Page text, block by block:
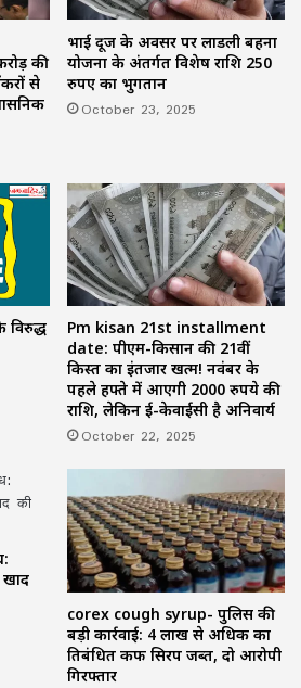
की
से
भाई दूज के अवसर पर लाडली बहना
योजना के अंतर्गत विशेष राशि 250
रुपए का भुगतान
October 23, 2025
विरुद्ध
Pm kisan 21st installment
date: पीएम-किसान की 21वीं
किस्त का इंतजार खत्म! नवंबर के
पहले हफ्ते में आएगी 2000 रुपये की
राशि, लेकिन ई-केवाईसी है अनिवार्य
October 22, 2025
खाद
corex cough syrup- पुलिस की
बड़ी कार्रवाई: 4 लाख से अधिक का
प्रतिबंधित कफ सिरप जब्त, दो आरोपी
गिरफ्तार